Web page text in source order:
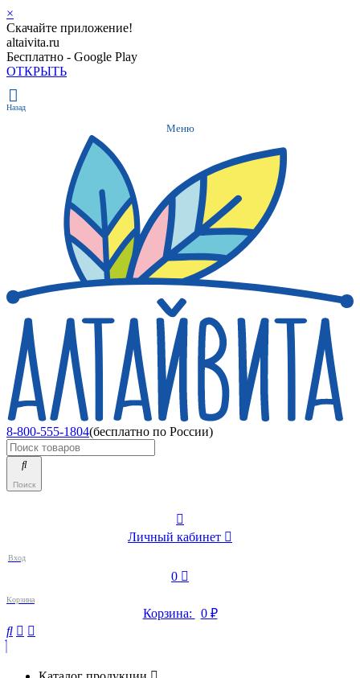
×
Скачайте приложение!
altaivita.ru
Бесплатно - Google Play
ОТКРЫТЬ
Назад
Меню
8-800-555-1804(бесплатно по России)
Поиск
Личный кабинет
Вход
0
Корзина
Корзина: 0 ₽